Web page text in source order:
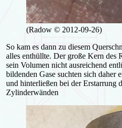
(Radow © 2012-09-26)
So kam es dann zu diesem
alles enthüllte. Der große Kern des
sein Volumen nicht ausreichend
bildenden Gase suchten sich daher
und hinterließen bei der Erstarrung
Zylinderwänden